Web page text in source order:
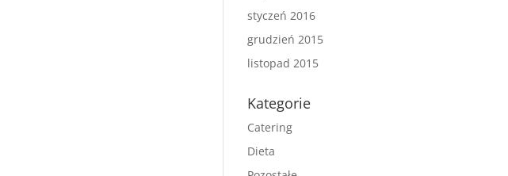
styczeń 2016
grudzień 2015
listopad 2015
Kategorie
Catering
Dieta